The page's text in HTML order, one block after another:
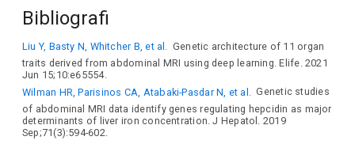
Bibliografi
Liu Y, Basty N, Whitcher B, et al.
Genetic architecture of 11 organ
traits derived from abdominal MRI using deep learning. Elife. 2021
Jun 15;10:e65554.
Wilman HR, Parisinos CA, Atabaki-Pasdar N, et al.
Genetic studies
of abdominal MRI data identify genes regulating hepcidin as major
determinants of liver iron concentration. J Hepatol. 2019
Sep;71(3):594-602.